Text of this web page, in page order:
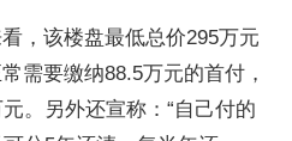
，该楼盘最低总价295万元
需要缴纳88.5万元的首付，
。另外还宣称：“自己付的